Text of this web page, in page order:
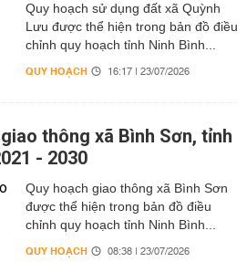
Quy hoạch sử dụng đất xã Quỳnh
Lưu được thể hiện trong bản đồ điều
chỉnh quy hoạch tỉnh Ninh Bình...
QUY HOẠCH 16:17 | 23/07/2026
thông xã Bình Sơn, tỉnh
- 2030
Quy hoạch giao thông xã Bình Sơn
được thể hiện trong bản đồ điều
chỉnh quy hoạch tỉnh Ninh Bình...
QUY HOẠCH 08:38 | 23/07/2026